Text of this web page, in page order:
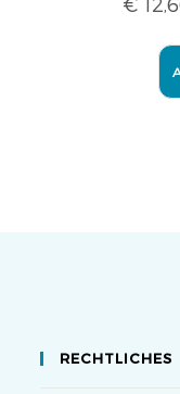
RECHTLICHES